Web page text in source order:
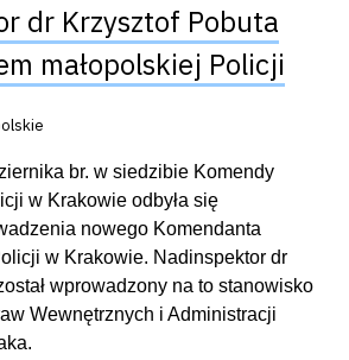
dr Krzysztof Pobuta
małopolskiej Policji
br. w siedzibie Komendy
w Krakowie odbyła się
nowego Komendanta
w Krakowie. Nadinspektor dr
wprowadzony na to stanowisko
Wewnętrznych i Administracji